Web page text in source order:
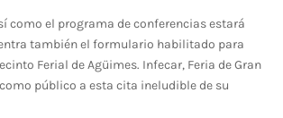
como el programa de conferencias estará
también el formulario habilitado para
Ferial de Agüimes. Infecar, Feria de Gran
público a esta cita ineludible de su